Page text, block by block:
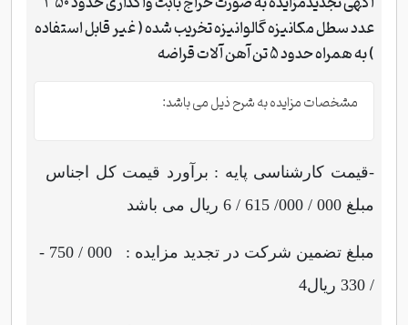
عدد سطل مکانیزه گالوانیزه تخریب شده ( غیر قابل استفاده
) به همراه حدود 5 تن آهن آلات قراضه
مشخصات مزایده به شرح ذیل می باشد:
-
مبلغ 000 / 000/ 615 / 6 ریال می باشد
- مبلغ تضمین شرکت در تجدید مزایده : 000 / 750
/ 330 ریال
4